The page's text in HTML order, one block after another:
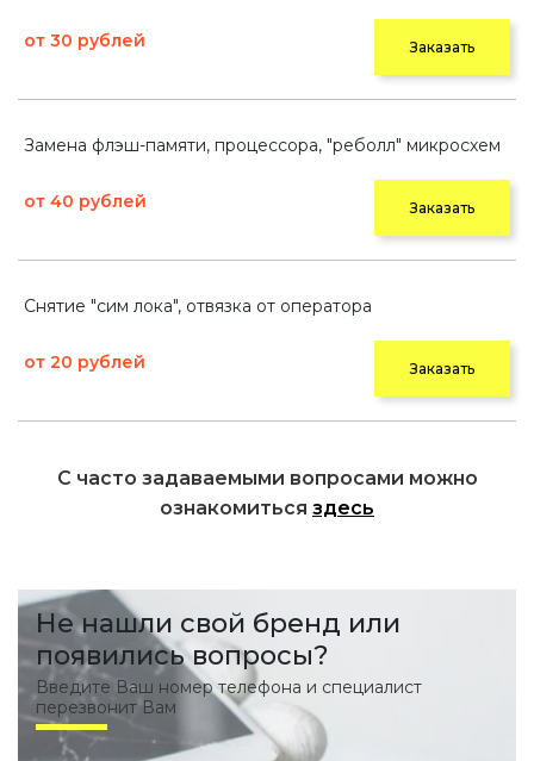
от 30 рублей Заказать
Замена флэш-памяти, процессора, "реболл" микросхем
от 40 рублей Заказать
Снятие "сим лока", отвязка от оператора
от 20 рублей Заказать
С часто задаваемыми вопросами можно
ознакомиться здесь
Не нашли свой бренд или
появились вопросы?
Введите Ваш номер телефона и специалист
перезвонит Вам